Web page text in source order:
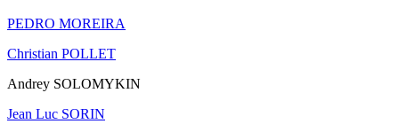
PEDRO MOREIRA
Christian POLLET
Andrey SOLOMYKIN
Jean Luc SORIN